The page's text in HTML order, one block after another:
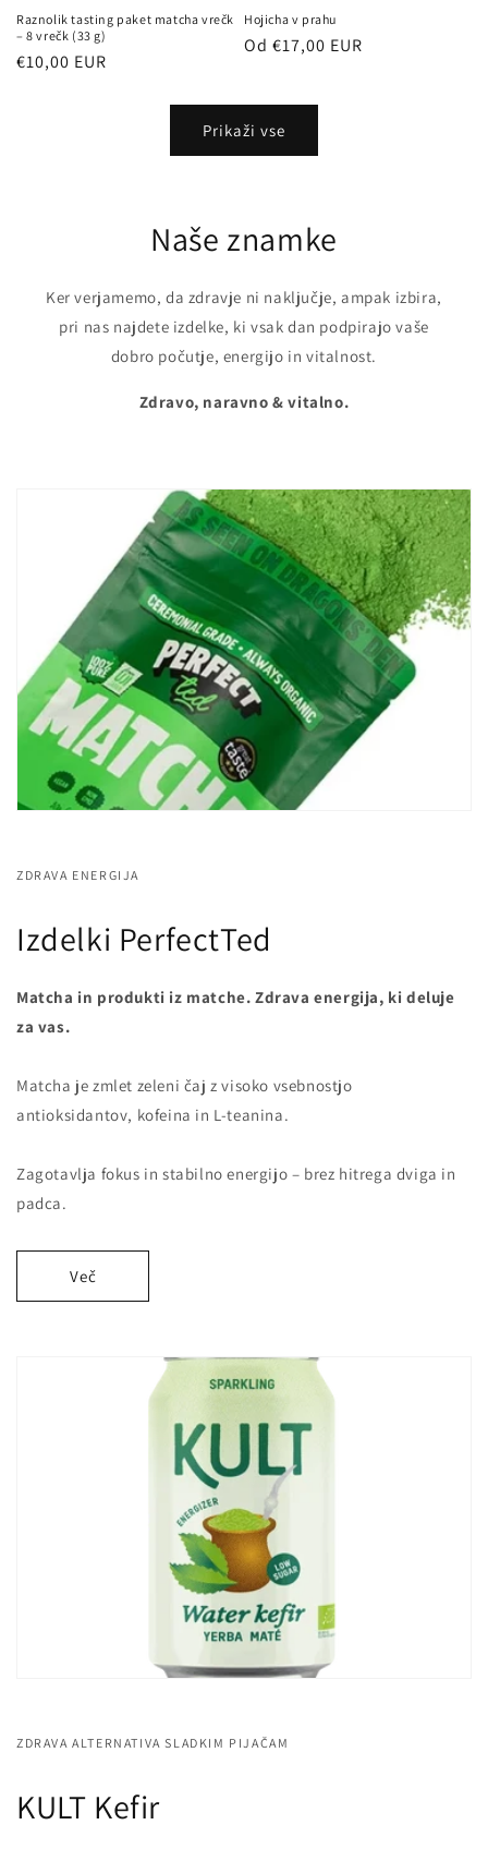
Raznolik tasting paket matcha vrečk
– 8 vrečk (33 g)
Redna
€10,00 EUR
Hojicha v prahu
Redna
Od €17,00 EUR
Prikaži vse
Naše znamke
Ker verjamemo, da zdravje ni naključje, ampak izbira,
pri nas najdete izdelke, ki vsak dan podpirajo vaše
dobro počutje, energijo in vitalnost.
Zdravo, naravno & vitalno.
ZDRAVA ENERGIJA
Izdelki PerfectTed
Matcha in produkti iz matche. Zdrava energija, ki deluje
za vas.
Matcha je zmlet zeleni čaj z visoko vsebnostjo
antioksidantov, kofeina in L-teanina.
Zagotavlja fokus in stabilno energijo – brez hitrega dviga in
padca.
Več
ZDRAVA ALTERNATIVA SLADKIM PIJAČAM
KULT Kefir